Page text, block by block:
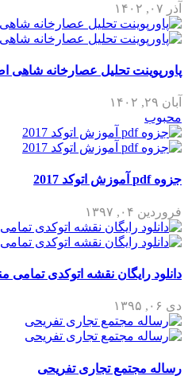
آذر ۰۷, ۱۴۰۲
پاورپوینت تحلیل عصارخانه شاهی اصفهان
آبان ۲۹, ۱۴۰۲
محبوب
جزوه pdf آموزش اتوکد 2017
فروردین ۰۴, ۱۳۹۷
دانلود رایگان نقشه اتوکدی تمامی
دی ۰۶, ۱۳۹۵
رساله مجتمع تجاری تفریحی